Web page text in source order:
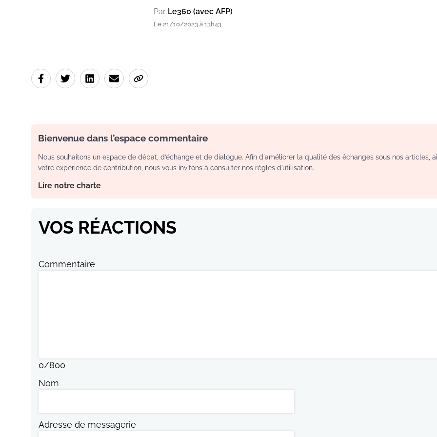
Par Le360 (avec AFP)
Le 21/10/2023 à 13h43
Bienvenue dans l’espace commentaire
Nous souhaitons un espace de débat, d’échange et de dialogue. Afin d'améliorer la qualité des échanges sous nos articles,
votre expérience de contribution, nous vous invitons à consulter nos règles d’utilisation.
Lire notre charte
VOS RÉACTIONS
Commentaire
0/800
Nom
Adresse de messagerie